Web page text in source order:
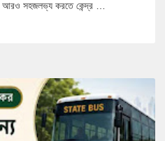
আরও সহজলভ্য করতে কেন্দ্র …